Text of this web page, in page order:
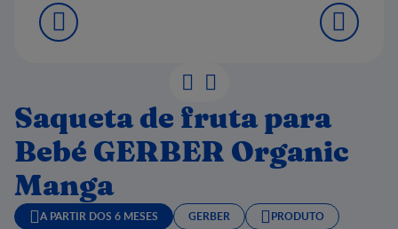
Saqueta de fruta para
Bebé GERBER Organic
Manga
A PARTIR DOS 6 MESES GERBER
PRODUTO